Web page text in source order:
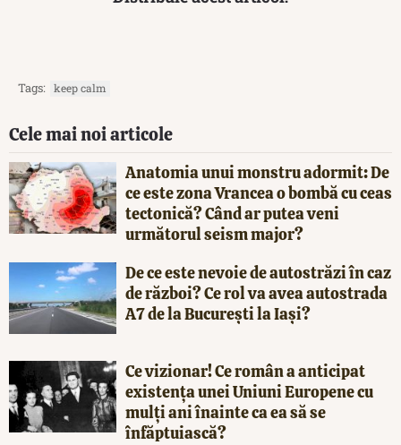
Tags: keep calm
Cele mai noi articole
Anatomia unui monstru adormit: De
ce este zona Vrancea o bombă cu ceas
tectonică? Când ar putea veni
următorul seism major?
De ce este nevoie de autostrăzi în caz
de război? Ce rol va avea autostrada
A7 de la București la Iași?
Ce vizionar! Ce român a anticipat
existența unei Uniuni Europene cu
mulți ani înainte ca ea să se
înfăptuiască?